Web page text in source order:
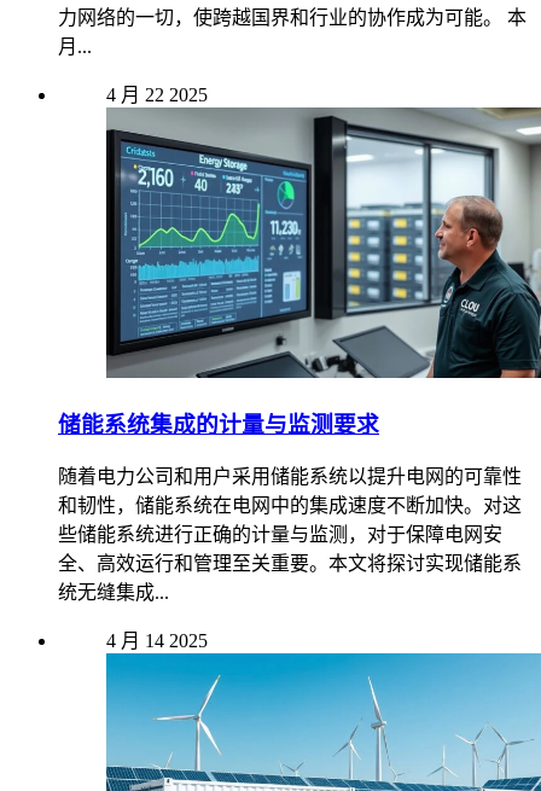
力网络的一切，使跨越国界和行业的协作成为可能。 本
月...
4 月 22 2025
储能系统集成的计量与监测要求
随着电力公司和用户采用储能系统以提升电网的可靠性
和韧性，储能系统在电网中的集成速度不断加快。对这
些储能系统进行正确的计量与监测，对于保障电网安
全、高效运行和管理至关重要。本文将探讨实现储能系
统无缝集成...
4 月 14 2025